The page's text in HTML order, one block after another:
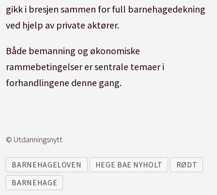
gikk i bresjen sammen for full barnehagedekning
ved hjelp av private aktører.
Både bemanning og økonomiske
rammebetingelser er sentrale temaer i
forhandlingene denne gang.
© Utdanningsnytt
BARNEHAGELOVEN HEGE BAE NYHOLT
RØDT
BARNEHAGE